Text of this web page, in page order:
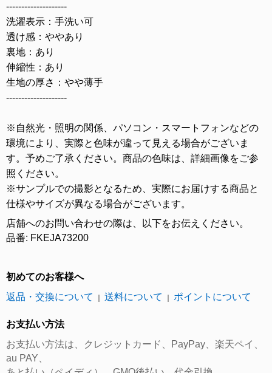
--------------------
洗濯表示：手洗い可
透け感：ややあり
裏地：あり
伸縮性：あり
生地の厚さ：やや薄手
--------------------
※自然光・照明の関係、パソコン・スマートフォンなどの
環境により、実際と色味が違って見える場合がございま
す。予めご了承ください。商品の色味は、詳細画像をご参
照ください。
※サンプルでの撮影となるため、実際にお届けする商品と
仕様やサイズが異なる場合がございます。
店舗へのお問い合わせの際は、以下をお伝えください。
品番: FKEJA73200
初めてのお客様へ
返品・交換について
｜ 送料について ｜ ポイントについて
お支払い方法
お支払い方法は、クレジットカード、PayPay、楽天ペイ、
au PAY、